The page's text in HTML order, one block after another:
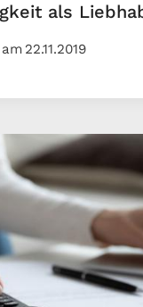
als
22.11.2019